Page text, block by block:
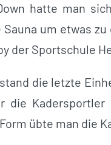
hatte man
um etwas
der Sportschule
die letzte
die
übte man die